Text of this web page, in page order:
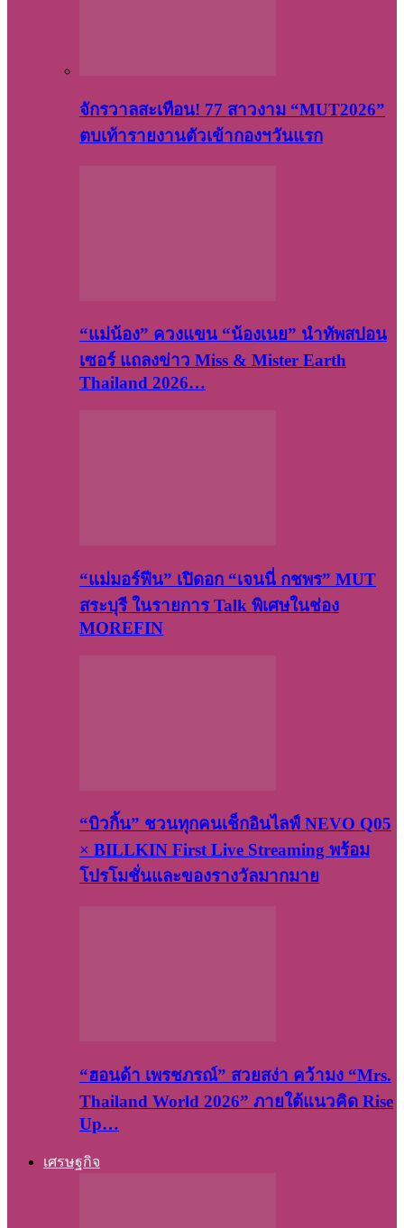
จักรวาลสะเทือน! 77 สาวงาม “MUT2026”
ตบเท้ารายงานตัวเข้ากองฯวันแรก
“แม่น้อง” ควงแขน “น้องเนย” นำทัพสปอน
เซอร์ แถลงข่าว Miss & Mister Earth
Thailand 2026…
“แม่มอร์ฟีน” เปิดอก “เจนนี่ กชพร” MUT
สระบุรี ในรายการ Talk พิเศษในช่อง
MOREFIN
“บิวกิ้น” ชวนทุกคนเช็กอินไลฟ์ NEVO Q05
× BILLKIN First Live Streaming พร้อม
โปรโมชั่นและของรางวัลมากมาย
“ฮอนด้า เพรชภรณ์” สวยสง่า คว้ามง “Mrs.
Thailand World 2026” ภายใต้แนวคิด Rise
Up…
เศรษฐกิจ